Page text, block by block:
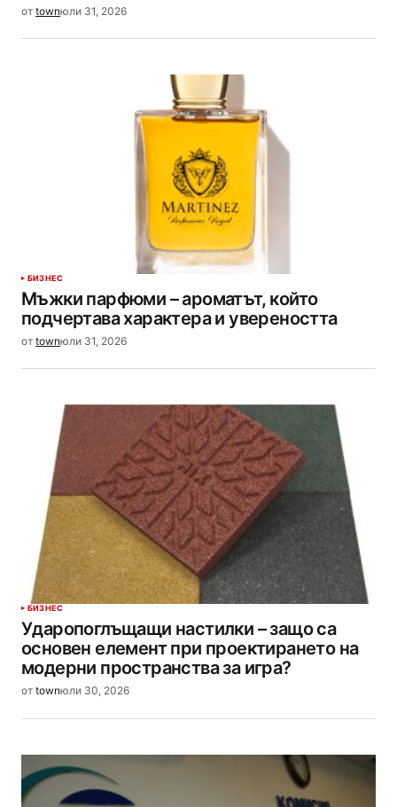
от townюли 31, 2026
БИЗНЕС
Мъжки парфюми – ароматът, който
подчертава характера и увереността
от townюли 31, 2026
БИЗНЕС
Ударопоглъщащи настилки – защо са
основен елемент при проектирането на
модерни пространства за игра?
от townюли 30, 2026